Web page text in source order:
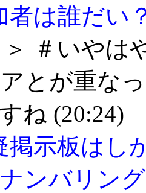
は誰だい
＞ ＃いやは
とが重な
ね (20:24)
掲示板はし
ンバリン